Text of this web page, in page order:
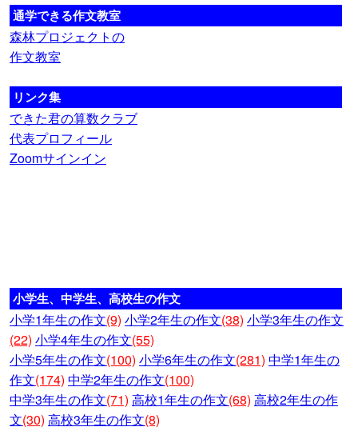
通学できる作文教室
森林プロジェクトの
作文教室
リンク集
できた君の算数クラブ
代表プロフィール
Zoomサインイン
小学生、中学生、高校生の作文
小学1年生の作文(9) 小学2年生の作文(38) 小学3年生の作文
(22) 小学4年生の作文(55)
小学5年生の作文(100) 小学6年生の作文(281) 中学1年生の
作文(174) 中学2年生の作文(100)
中学3年生の作文(71) 高校1年生の作文(68) 高校2年生の作
文(30) 高校3年生の作文(8)